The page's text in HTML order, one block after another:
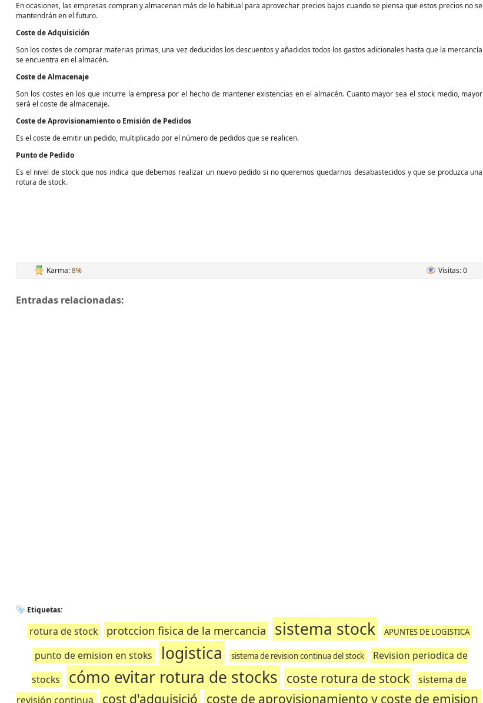
En ocasiones, las empresas compran y almacenan más de lo habitual para aprovechar precios bajos cuando se piensa que estos precios no se
mantendrán en el futuro.
Coste de Adquisición
Son los costes de comprar materias primas, una vez deducidos los descuentos y añadidos todos los gastos adicionales hasta que la mercancía
se encuentra en el almacén.
Coste de Almacenaje
Son los costes en los que incurre la empresa por el hecho de mantener existencias en el almacén. Cuanto mayor sea el stock medio, mayor
será el coste de almacenaje.
Coste de Aprovisionamiento o Emisión de Pedidos
Es el coste de emitir un pedido, multiplicado por el número de pedidos que se realicen.
Punto de Pedido
Es el nivel de stock que nos indica que debemos realizar un nuevo pedido si no queremos quedarnos desabastecidos y que se produzca una
rotura de stock.
Karma:8% Visitas: 0
Entradas relacionadas:
Etiquetas:
rotura de stock protccion fisica de la mercancia sistema stock APUNTES DE LOGISTICA
punto de emision en stoks logistica sistema de revision continua del stock
Revision periodica de
stocks
cómo evitar rotura de stocks coste rotura de stock
sistema de
revisión continua
cost d'adquisició coste de aprovisionamiento y coste de emision